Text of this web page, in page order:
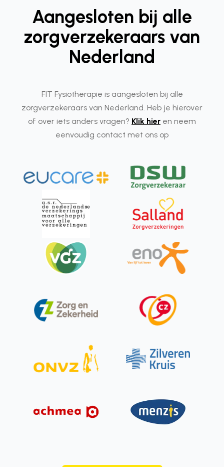
Aangesloten bij alle
zorgverzekeraars van
Nederland
FIT Fysiotherapie is aangesloten bij alle
zorgverzekeraars van Nederland. Heb je hierover
of over iets anders vragen? Klik hier en neem
eenvoudig contact met ons op